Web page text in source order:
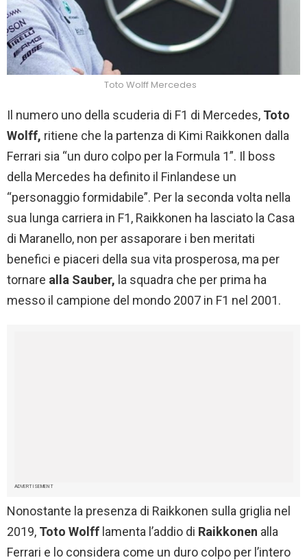
Toto Wolff Mercedes
Il numero uno della scuderia di F1 di Mercedes, Toto
Wolff, ritiene che la partenza di Kimi Raikkonen dalla
Ferrari sia “un duro colpo per la Formula 1”. Il boss
della Mercedes ha definito il Finlandese un
“personaggio formidabile”. Per la seconda volta nella
sua lunga carriera in F1, Raikkonen ha lasciato la Casa
di Maranello, non per assaporare i ben meritati
benefici e piaceri della sua vita prosperosa, ma per
tornare alla Sauber, la squadra che per prima ha
messo il campione del mondo 2007 in F1 nel 2001.
ADVERTISEMENT
Nonostante la presenza di Raikkonen sulla griglia nel
2019, Toto Wolff lamenta l’addio di Raikkonen alla
Ferrari e lo considera come un duro colpo per l’intero